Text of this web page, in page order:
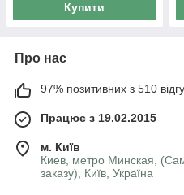
Купити
Про нас
97% позитивних з 510
Працює з 19.02.2015
м. Київ
Киев, метро Минская,
заказу), Київ, Україна